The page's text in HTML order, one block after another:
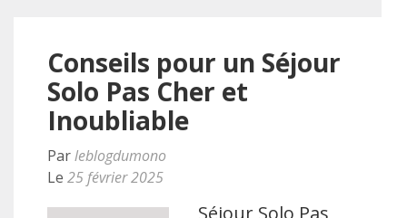
Conseils pour un Séjour
Solo Pas Cher et
Inoubliable
Parleblogdumono
Le 25 février 2025
Séjour Solo Pas